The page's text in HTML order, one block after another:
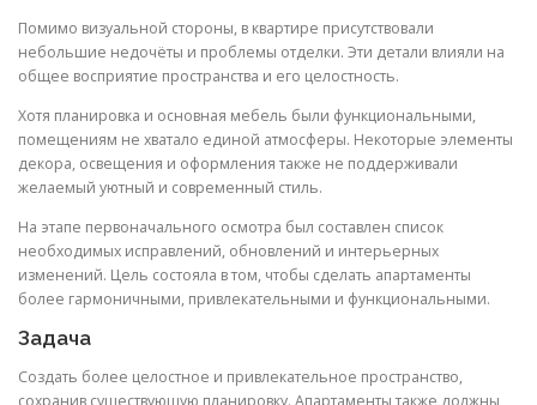
Помимо визуальной стороны, в квартире присутствовали
небольшие недочёты и проблемы отделки. Эти детали влияли на
общее восприятие пространства и его целостность.
Хотя планировка и основная мебель были функциональными,
помещениям не хватало единой атмосферы. Некоторые элементы
декора, освещения и оформления также не поддерживали
желаемый уютный и современный стиль.
На этапе первоначального осмотра был составлен список
необходимых исправлений, обновлений и интерьерных
изменений. Цель состояла в том, чтобы сделать апартаменты
более гармоничными, привлекательными и функциональными.
Задача
Создать более целостное и привлекательное пространство,